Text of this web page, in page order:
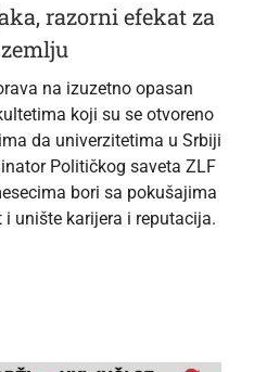
razorni efekat za
na izuzetno opasan
koji su se otvoreno
da univerzitetima u Srbiji
Političkog saveta ZLF
bori sa pokušajima
unište karijera i reputacija.